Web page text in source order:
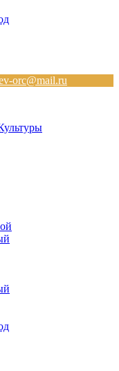
orc@mail.ru